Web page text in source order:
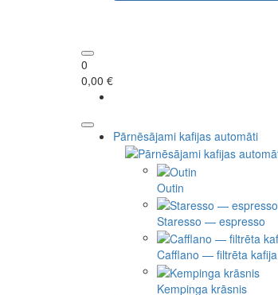
0
0,00 €
Pārnēsājami kafijas automāti
Outin
Staresso — espresso
Cafflano — filtrēta kafija
Kempinga krāsnis